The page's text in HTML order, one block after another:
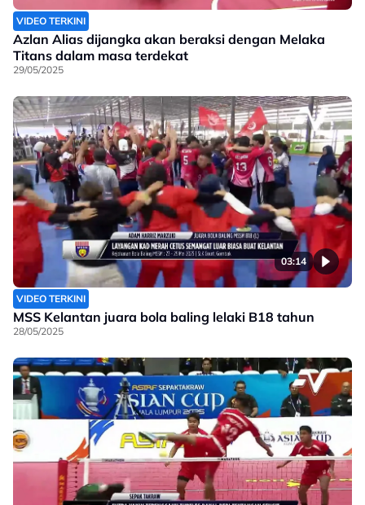
VIDEO TERKINI
Azlan Alias dijangka akan beraksi dengan Melaka
Titans dalam masa terdekat
29/05/2025
03:14
VIDEO TERKINI
MSS Kelantan juara bola baling lelaki B18 tahun
28/05/2025